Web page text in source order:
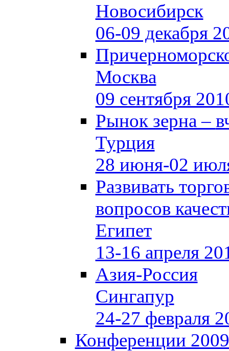
Новосибирск
06-09 декабря
Москва
09 сентября
Рынок зерна –
Турция
28 июня-02
Развивать
вопросов
Египет
13-16 апреля
Азия-Россия
Сингапур
24-27 февраля
Конференции 2009